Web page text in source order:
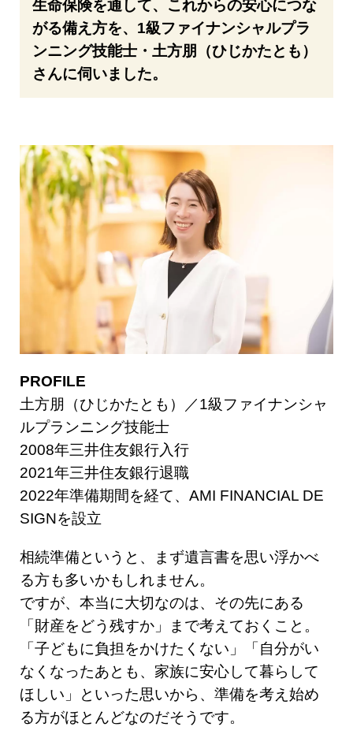
生命保険を通して、これからの安心につな
がる備え方を、1級ファイナンシャルプラ
ンニング技能士・土方朋（ひじかたとも）
さんに伺いました。
PROFILE
土方朋（ひじかたとも）／1級ファイナンシャ
ルプランニング技能士
2008年三井住友銀行入行
2021年三井住友銀行退職
2022年準備期間を経て、AMI FINANCIAL DE
SIGNを設立
相続準備というと、まず遺言書を思い浮かべ
る方も多いかもしれません。
ですが、本当に大切なのは、その先にある
「財産をどう残すか」まで考えておくこと。
「子どもに負担をかけたくない」「自分がい
なくなったあとも、家族に安心して暮らして
ほしい」といった思いから、準備を考え始め
る方がほとんどなのだそうです。